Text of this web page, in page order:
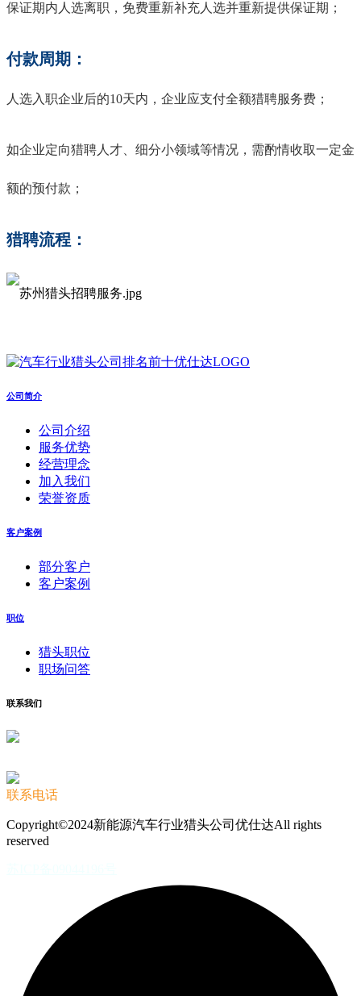
保证期内人选离职，免费重新补充人选并重新提供保证期；
付款周期：
人选入职企业后的10天内，企业应支付全额猎聘服务费；
如企业定向猎聘人才、细分小领域等情况，需酌情收取一定金
额的预付款；
猎聘流程：
公司简介
公司介绍
服务优势
经营理念
加入我们
荣誉资质
客户案例
部分客户
客户案例
职位
猎头职位
职场问答
联系我们
联系电话
Copyright©2024新能源汽车行业猎头公司优仕达All rights
reserved